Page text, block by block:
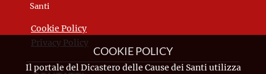
Santi
Cookie Policy
Privacy Policy
COOKIE POLICY
Il portale del Dicastero delle Cause dei Santi utilizza